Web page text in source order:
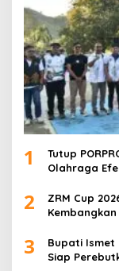
1
Tutup
Olahraga
2
ZRM Cup
3
Bupati Ismet
Siap